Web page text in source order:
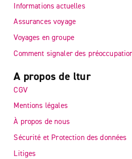
Informations actuelles
Assurances voyage
Voyages en groupe
Comment signaler des
A propos de ltur
CGV
Mentions légales
À propos de nous
Sécurité et Protection des données
Litiges